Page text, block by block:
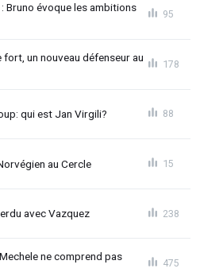
Bruno évoque les ambitions
95
fort, un nouveau défenseur au
178
qui est Jan Virgili? 88
au Cercle 15
avec Vazquez 238
ne comprend pas
475